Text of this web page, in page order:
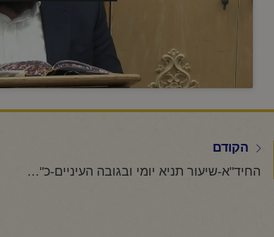
הקודם
החיד"א-שיעור תניא יומי ובגובה העיניים-כ"א תמוז תשפ"ו